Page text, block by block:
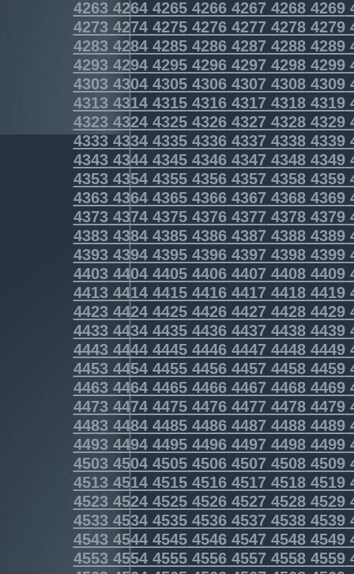
4263426442654266426742684269
4273427442754276427742784279
4283428442854286428742884289
4293429442954296429742984299
4303430443054306430743084309
4313431443154316431743184319
4323432443254326432743284329
4333433443354336433743384339
4343434443454346434743484349
4353435443554356435743584359
4363436443654366436743684369
4373437443754376437743784379
4383438443854386438743884389
4393439443954396439743984399
4403440444054406440744084409
4413441444154416441744184419
4423442444254426442744284429
4433443444354436443744384439
4443444444454446444744484449
4453445444554456445744584459
4463446444654466446744684469
4473447444754476447744784479
4483448444854486448744884489
4493449444954496449744984499
4503450445054506450745084509
4513451445154516451745184519
4523452445254526452745284529
4533453445354536453745384539
4543454445454546454745484549
4553455445554556455745584559